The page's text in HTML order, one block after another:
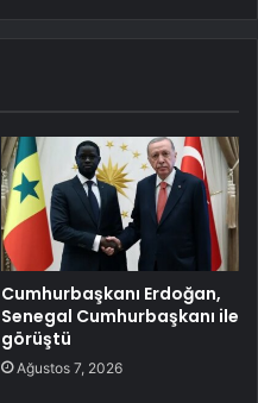
Cumhurbaşkanı Erdoğan,
Senegal Cumhurbaşkanı ile
görüştü
Ağustos 7, 2026